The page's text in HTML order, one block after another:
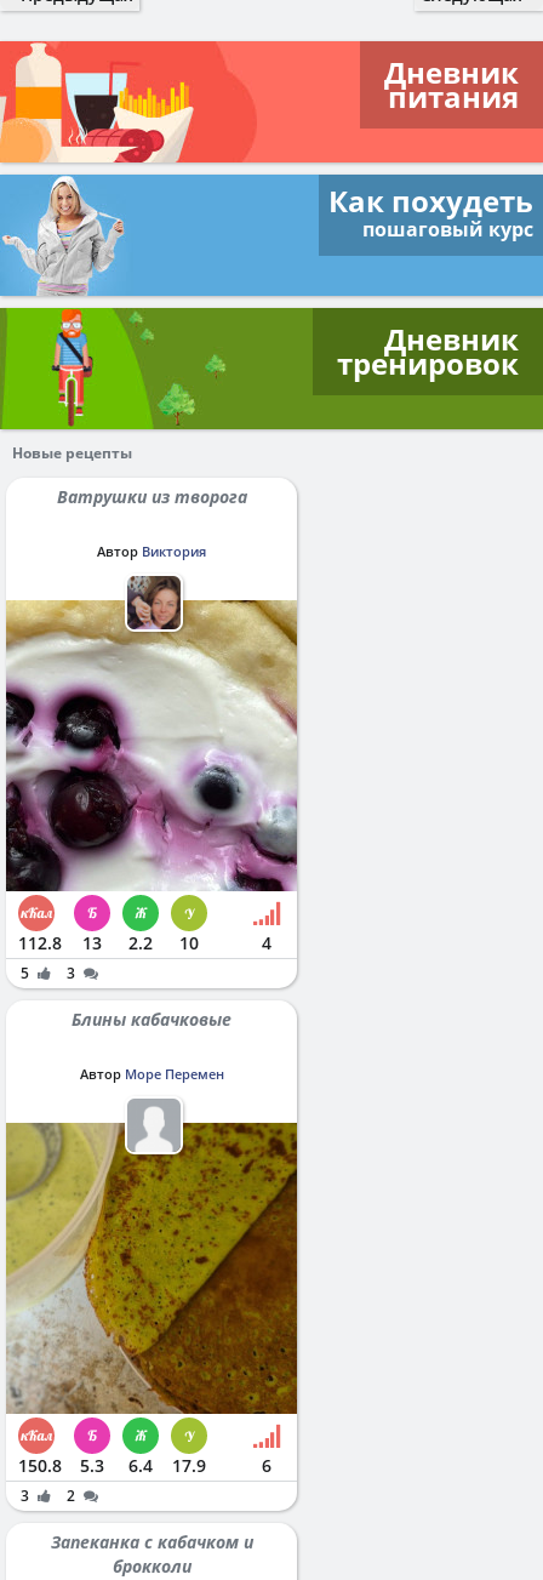
Дневник
питания
Как похудеть
пошаговый курс
Дневник
тренировок
Новые рецепты
Ватрушки из творога
Автор Виктория
112.8 13 2.2 10 4
5 3
Блины кабачковые
Автор Море Перемен
150.8 5.3 6.4 17.9 6
3 2
Запеканка с кабачком и
брокколи